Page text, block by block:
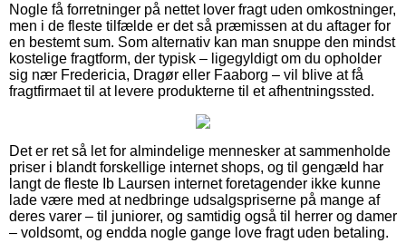
Nogle få forretninger på nettet lover fragt uden omkostninger,
men i de fleste tilfælde er det så præmissen at du aftager for
en bestemt sum. Som alternativ kan man snuppe den mindst
kostelige fragtform, der typisk – ligegyldigt om du opholder
sig nær Fredericia, Dragør eller Faaborg – vil blive at få
fragtfirmaet til at levere produkterne til et afhentningssted.
Det er ret så let for almindelige mennesker at sammenholde
priser i blandt forskellige internet shops, og til gengæld har
langt de fleste Ib Laursen internet foretagender ikke kunne
lade være med at nedbringe udsalgspriserne på mange af
deres varer – til juniorer, og samtidig også til herrer og damer
– voldsomt, og endda nogle gange love fragt uden betaling.